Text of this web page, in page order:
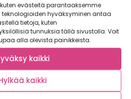
evästeitä parantaaksemme
teknologioiden hyväksyminen antaa
tietoja, kuten
tunnuksia tällä sivustolla. Voit
alla olevista painikkeista.
kaikki
kaikki